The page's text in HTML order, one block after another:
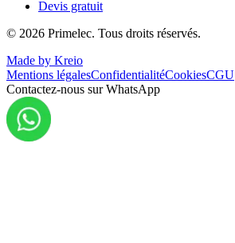
Devis gratuit
© 2026 Primelec. Tous droits réservés.
Made by Kreio
Mentions légalesConfidentialitéCookiesCGU
Contactez-nous sur WhatsApp